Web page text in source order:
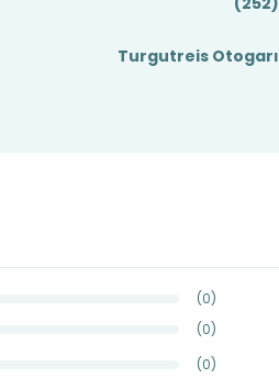
Turgutreis Otogarı
(0)
(0)
(0)